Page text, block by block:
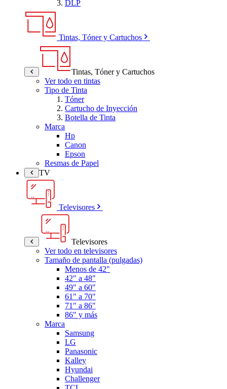
DLP
Tintas, Tóner y Cartuchos
Tintas, Tóner y Cartuchos
Ver todo en tintas
Tipo de Tinta
Tóner
Cartucho de Inyección
Botella de Tinta
Marca
Hp
Canon
Epson
Resmas de Papel
TV
Televisores
Televisores
Ver todo en televisores
Tamaño de pantalla (pulgadas)
Menos de 42"
42" a 48"
49" a 60"
61" a 70"
71" a 86"
86" y más
Marca
Samsung
LG
Panasonic
Kalley
Hyundai
Challenger